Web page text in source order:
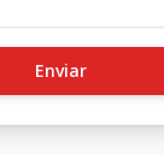
Enviar